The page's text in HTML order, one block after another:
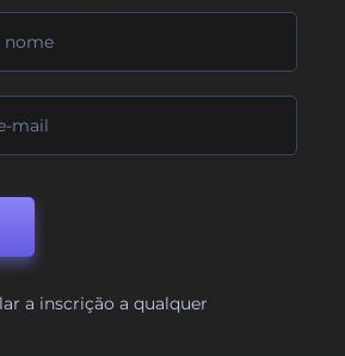
a inscrição a qualquer